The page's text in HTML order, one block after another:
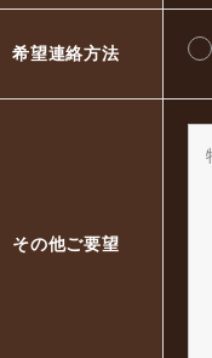
希望連絡方法
その他ご要望